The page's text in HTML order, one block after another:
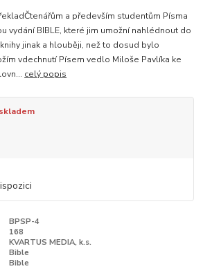
a především studentům Písma
vydání BIBLE, které jim umožní nahlédnout do
jinak a hlouběji, než to dosud bylo
vdechnutí Písem vedlo Miloše Pavlíka ke
celý popis
BPSP-4
168
KVARTUS MEDIA, k.s.
Bible
Bible